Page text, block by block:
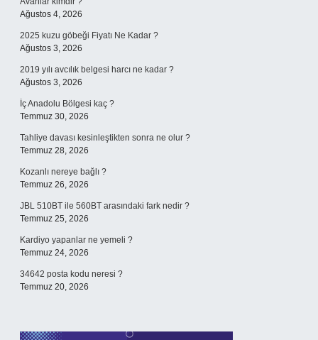
Ağustos 4, 2026
2025 kuzu göbeği Fiyatı Ne Kadar ?
Ağustos 3, 2026
2019 yılı avcılık belgesi harcı ne kadar ?
Ağustos 3, 2026
İç Anadolu Bölgesi kaç ?
Temmuz 30, 2026
Tahliye davası kesinleştikten sonra ne olur ?
Temmuz 28, 2026
Kozanlı nereye bağlı ?
Temmuz 26, 2026
JBL 510BT ile 560BT arasındaki fark nedir ?
Temmuz 25, 2026
Kardiyo yapanlar ne yemeli ?
Temmuz 24, 2026
34642 posta kodu neresi ?
Temmuz 20, 2026